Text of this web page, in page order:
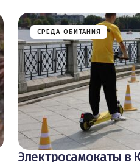
СРЕДА ОБИТАНИЯ
Электросамокаты в